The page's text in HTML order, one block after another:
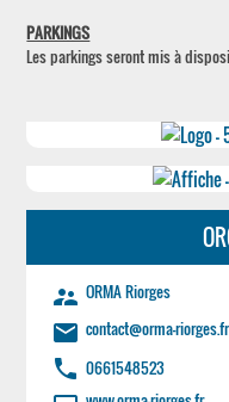
PARKINGS
Les parkings seront mis à
supervisor_account ORMA Riorges
email contact@orma-riorges.fr
phone 0661548523